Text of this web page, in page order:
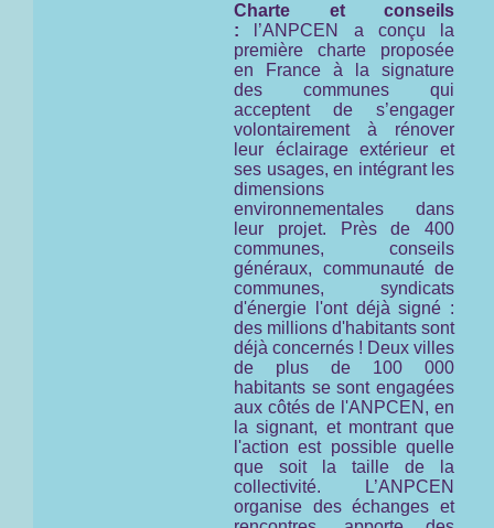
Charte et conseils
: l’ANPCEN a conçu la
première charte proposée
en France à la signature
des communes qui
acceptent de s’engager
volontairement à rénover
leur éclairage extérieur et
ses usages, en intégrant les
dimensions
environnementales dans
leur projet. Près de 400
communes, conseils
généraux, communauté de
communes, syndicats
d'énergie l'ont déjà signé :
des millions d'habitants sont
déjà concernés ! Deux villes
de plus de 100 000
habitants se sont engagées
aux côtés de l'ANPCEN, en
la signant, et montrant que
l'action est possible quelle
que soit la taille de la
collectivité. L’ANPCEN
organise des échanges et